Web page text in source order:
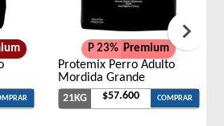
P 23% Premium
Protemix Perro Adulto
Mordida Grande
21KG $57.600 COMPRAR